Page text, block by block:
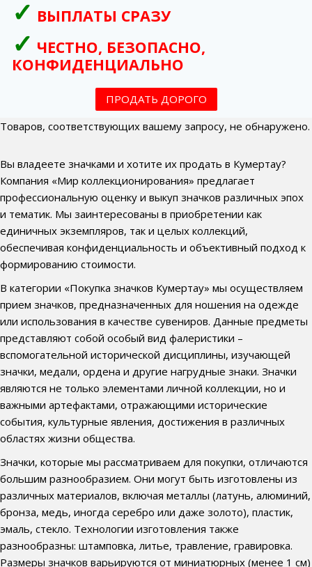
ВЫПЛАТЫ СРАЗУ
ЧЕСТНО, БЕЗОПАСНО,
КОНФИДЕНЦИАЛЬНО
ПРОДАТЬ ДОРОГО
Товаров, соответствующих вашему запросу, не обнаружено.
Вы владеете значками и хотите их продать в Кумертау?
Компания «Мир коллекционирования» предлагает
профессиональную оценку и выкуп значков различных эпох
и тематик. Мы заинтересованы в приобретении как
единичных экземпляров, так и целых коллекций,
обеспечивая конфиденциальность и объективный подход к
формированию стоимости.
В категории «Покупка значков Кумертау» мы осуществляем
прием значков, предназначенных для ношения на одежде
или использования в качестве сувениров. Данные предметы
представляют собой особый вид фалеристики –
вспомогательной исторической дисциплины, изучающей
значки, медали, ордена и другие нагрудные знаки. Значки
являются не только элементами личной коллекции, но и
важными артефактами, отражающими исторические
события, культурные явления, достижения в различных
областях жизни общества.
Значки, которые мы рассматриваем для покупки, отличаются
большим разнообразием. Они могут быть изготовлены из
различных материалов, включая металлы (латунь, алюминий,
бронза, медь, иногда серебро или даже золото), пластик,
эмаль, стекло. Технологии изготовления также
разнообразны: штамповка, литье, травление, гравировка.
Размеры значков варьируются от миниатюрных (менее 1 см)